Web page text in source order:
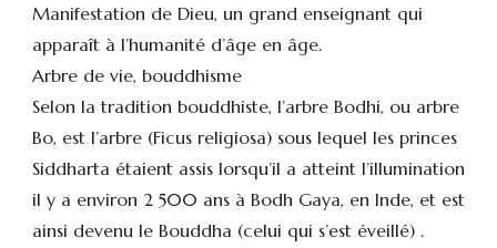
Manifestation de Dieu, un grand enseignant qui
apparaît à l’humanité d’âge en âge.
Arbre de vie, bouddhisme
Selon la tradition bouddhiste, l’arbre Bodhi, ou arbre
Bo, est l’arbre (Ficus religiosa) sous lequel les princes
Siddharta étaient assis lorsqu’il a atteint l’illumination
il y a environ 2 500 ans à Bodh Gaya, en Inde, et est
ainsi devenu le Bouddha (celui qui s’est éveillé) .